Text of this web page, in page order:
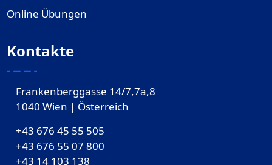
Online Übungen
Kontakte
Frankenberggasse 14/7,7a,8
1040 Wien | Österreich
+43 676 45 55 505
+43 676 55 07 800
‎+43 14 103 138